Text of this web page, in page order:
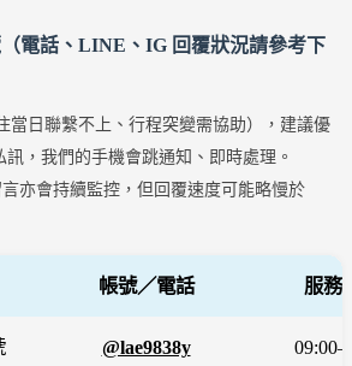
電話、LINE、IG 回覆狀況請參考下
當日聯繫不上、行程突變需協助），建議優
，我們的手機會跳通知、即時處理。
言亦會持續監控，但回覆速度可能略慢於
帳號／電話 服務
@lae9838y